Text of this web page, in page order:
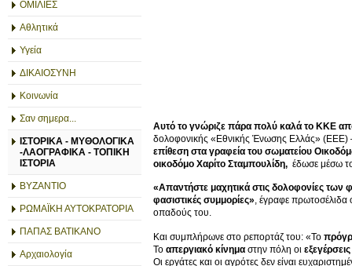
ΟΜΙΛΙΕΣ
Αθλητικά
Υγεία
ΔΙΚΑΙΟΣΥΝΗ
Κοινωνία
Σαν σημερα...
ΙΣΤΟΡΙΚΑ - ΜΥΘΟΛΟΓΙΚΑ
-ΛΑΟΓΡΑΦΙΚΑ - ΤΟΠΙΚΗ
ΙΣΤΟΡΙΑ
ΒΥΖΑΝΤΙΟ
ΡΩΜΑΪΚΗ ΑΥΤΟΚΡΑΤΟΡΙΑ
ΠΑΠΑΣ ΒΑΤΙΚΑΝΟ
Αρχαιολογία
Αυτό το γνώριζε πάρα πολύ καλά το ΚΚΕ
δολοφονικής «Εθνικής Ένωσης Ελλάς» (ΕΕΕ)
επίθεση στα γραφεία του σωματείου
οικοδόμο Χαρίτο Σταμπουλίδη, έδωσε μέσω
«Απαντήστε μαχητικά στις δολοφονίες των
φασιστικές συμμορίες», έγραφε πρωτοσέλιδα
οπαδούς του.
Και συμπλήρωνε στο ρεπορτάζ του: «Το
Το απεργιακό κίνημα στην πόλη οι εξεγέρσεις
Οι εργάτες και οι αγρότες δεν είναι